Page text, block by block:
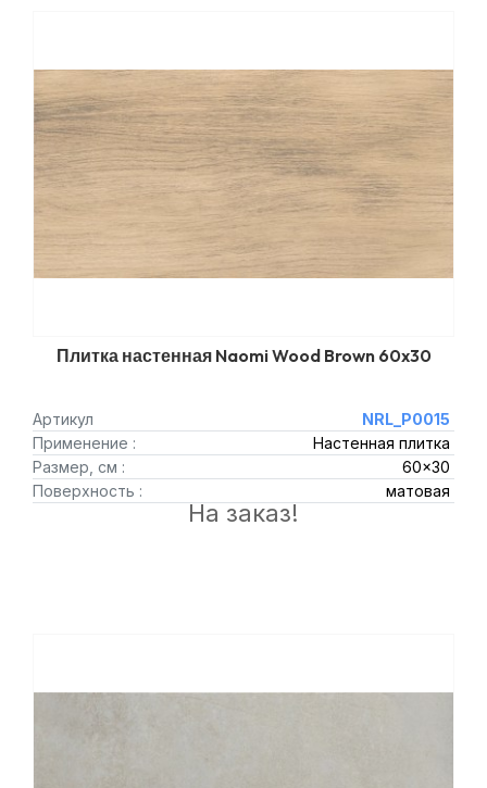
Плитка настенная Naomi Wood Brown 60x30
Артикул
NRL_P0015
Применение :
Настенная плитка
Размер, см :
60x30
Поверхность :
матовая
На заказ!